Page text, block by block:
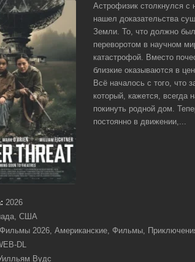
Астрофизик столкнулся с
нашел доказательства
Земли. То, что должно
переворотом в научном
катастрофой. Вместо
близкие оказываются в
Всё началось с того, что
который, кажется, всегда
покинуть родной дом.
постоянно в движении,...
2026
США
Фильмы 2026, Американские, Фильмы,
DL
Вудс